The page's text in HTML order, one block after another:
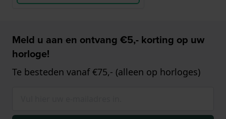
Meld u aan en ontvang €5,- korting op uw
horloge!
Te besteden vanaf €75,- (alleen op horloges)